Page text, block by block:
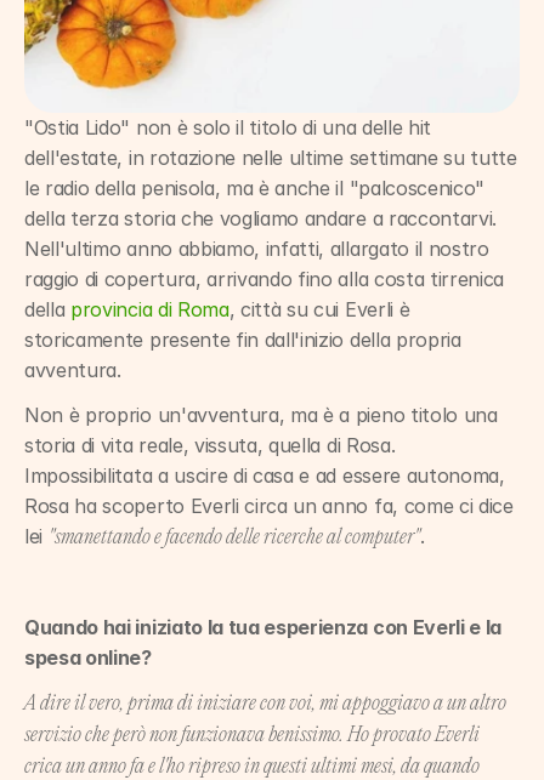
"Ostia Lido" non è solo il titolo di una delle hit
dell'estate, in rotazione nelle ultime settimane su tutte
le radio della penisola, ma è anche il "palcoscenico"
della terza storia che vogliamo andare a raccontarvi.
Nell'ultimo anno abbiamo, infatti, allargato il nostro
raggio di copertura, arrivando fino alla costa tirrenica
della provincia di Roma, città su cui Everli è
storicamente presente fin dall'inizio della propria
avventura.
Non è proprio un'avventura, ma è a pieno titolo una
storia di vita reale, vissuta, quella di Rosa.
Impossibilitata a uscire di casa e ad essere autonoma,
Rosa ha scoperto Everli circa un anno fa, come ci dice
lei "smanettando e facendo delle ricerche al computer".
Quando hai iniziato la tua esperienza con Everli e la
spesa online?
A dire il vero, prima di iniziare con voi, mi appoggiavo a un altro
servizio che però non funzionava benissimo. Ho provato Everli
crica un anno fa e l'ho ripreso in questi ultimi mesi, da quando